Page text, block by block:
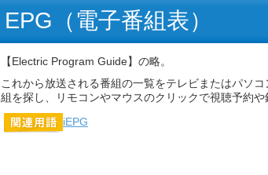
EPG（電子番組表）
【Electric Program Guide】の略。
これから放送される番組の一覧をテレビまたはパソ
組を探し、リモコンやマウスのクリックで視聴予約や
iEPG